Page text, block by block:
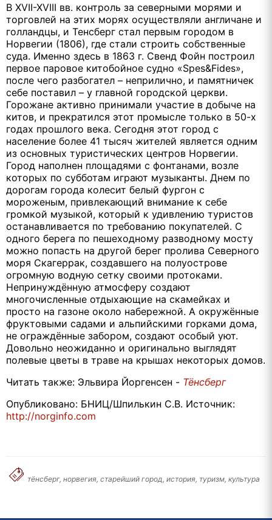
В XVII-XVIII вв. контроль за северными морями и
торговлей на этих морях осуществляли англичане и
голландцы, и Тенсберг стал первым городом в
Норвегии (1806), где стали строить собственные
суда. Именно здесь в 1863 г. Свенд Фойн построил
первое паровое китобойное судно «Spes&Fides»,
после чего разбогател – неприлично, и памятничек
себе поставил – у главной городской церкви.
Горожане активно принимали участие в добыче на
китов, и прекратился этот промысле только в 50-х
годах прошлого века. Сегодня этот город с
население более 41 тысяч жителей является одним
из основных туристических центров Норвегии.
Город наполнен площадями с фонтанами, возле
которых по субботам играют музыканты. Днем по
дорогам города колесит белый фургон с
мороженым, привлекающий внимание к себе
громкой музыкой, который к удивлению туристов
останавливается по требованию покупателей. С
одного берега по пешеходному разводному мосту
можно попасть на другой берег пролива Северного
моря Скагеррак, создавшего на полуострове
огромную водную сетку своими протоками.
Непринуждённую атмосферу создают
многочисленные отдыхающие на скамейках и
просто на газоне около набережной. А окружённые
фруктовыми садами и альпийскими горками дома,
не ограждённые забором, создают особый уют.
Довольно неожиданно и оригинально выглядят
полевые цветы в траве на крышах некоторых домов.
Читать также: Эльвира Йоргенсен - Тёнсберг
Опубликовано: БНИЦ/Шпилькин С.В. Источник:
http://norginfo.com
тёнсберг, норвегия, старейший город, история, туризм, культура